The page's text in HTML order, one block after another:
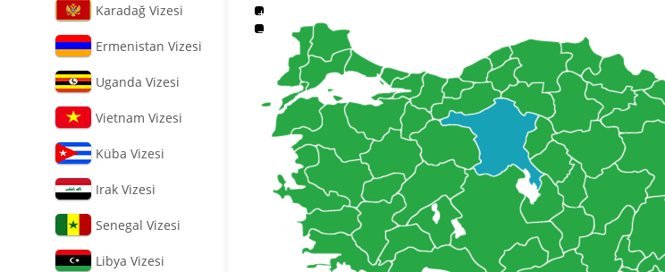
Karadağ Vizesi
Ermenistan Vizesi
Uganda Vizesi
Vietnam Vizesi
Küba Vizesi
Irak Vizesi
Senegal Vizesi
Libya Vizesi
+
−